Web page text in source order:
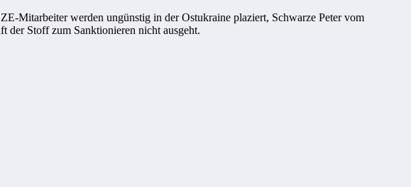
Mitarbeiter werden ungünstig in der Ostukraine plaziert, Schwarze Peter vom
der Stoff zum Sanktionieren nicht ausgeht.